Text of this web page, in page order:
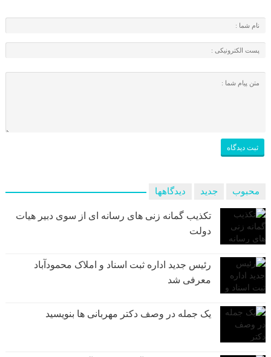
محبوب جدید دیدگاهها
تکذیب گمانه زنی های رسانه ای از سوی دبیر هیات
دولت
رئیس جدید اداره ثبت اسناد و املاک محمودآباد
معرفی شد
یک جمله در وصف دکتر مهربانی ها بنویسید